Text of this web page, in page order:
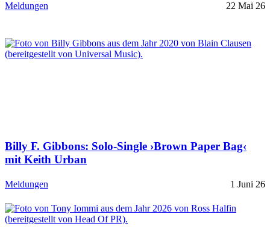
Meldungen 22 Mai 26
Billy F. Gibbons: Solo-Single ›Brown Paper Bag‹
mit Keith Urban
Meldungen 1 Juni 26